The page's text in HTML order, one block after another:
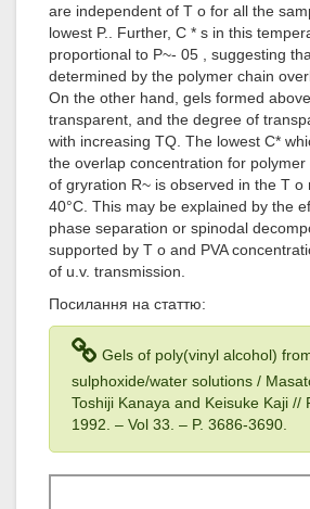
are independent of T o for all the
lowest P.. Further, C * s in this
proportional to P~- 05 , suggesting
determined by the polymer chain
On the other hand, gels formed
transparent, and the degree of
with increasing TQ. The lowest C*
the overlap concentration for
of gryration R~ is observed in the T o
40°C. This may be explained by the
phase separation or spinodal
supported by T o and PVA
of u.v. transmission.
Посилання на статтю:
Gels of poly(vinyl alcohol)
sulphoxide/water solutions /
Toshiji Kanaya and Keisuke Kaji //
1992 . – Vol 33 . – P. 3686-3690.